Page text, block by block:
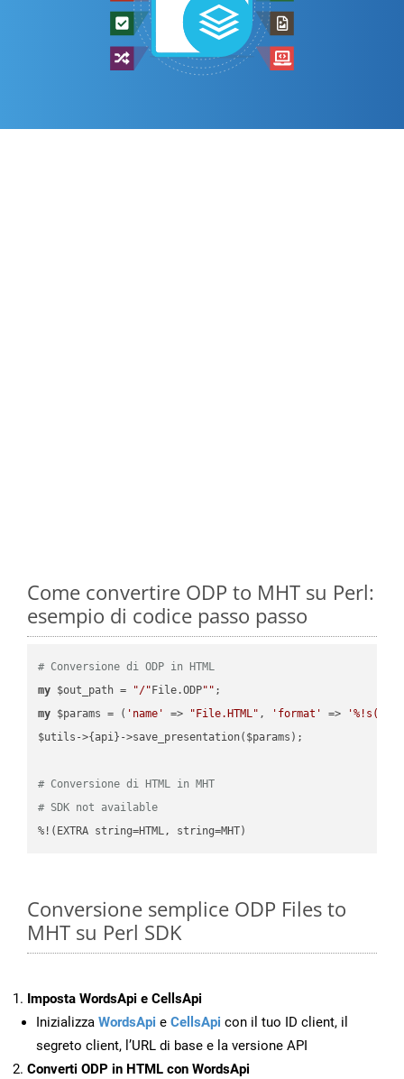
Come convertire ODP to MHT su Perl:
esempio di codice passo passo
# Conversione di ODP in HTML
my $out_path = "/" File.ODP""
my $params = ( 'name' => "File.HTML" , 'format' =>
$utils->{api}->save_presentation($params);
# Conversione di HTML in MHT
# SDK not available
%!(EXTRA string=HTML, string=MHT)
Conversione semplice ODP Files to
MHT su Perl SDK
Imposta WordsApi e CellsApi
Inizializza WordsApi e CellsApi con il tuo ID client, il
segreto client, l’URL di base e la versione API
Converti ODP in HTML con WordsApi